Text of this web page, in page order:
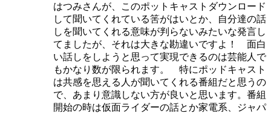
はつみさんが、このポットキャストダウンロード
して聞いてくれている筈がはいとか、自分達の話
しを聞いてくれる意味が判らないみたいな発言し
てましたが、それは大きな勘違いですよ！ 面白
い話しをしようと思って実現できるのは芸能人で
もかなり数が限られます。 特にポッドキャスト
は共感を思える人が聞いてくれる番組だと思うの
で、あまり意識しない方が良いと思います。番組
開始の時は仮面ライダーの話とか家電系、ジャパ